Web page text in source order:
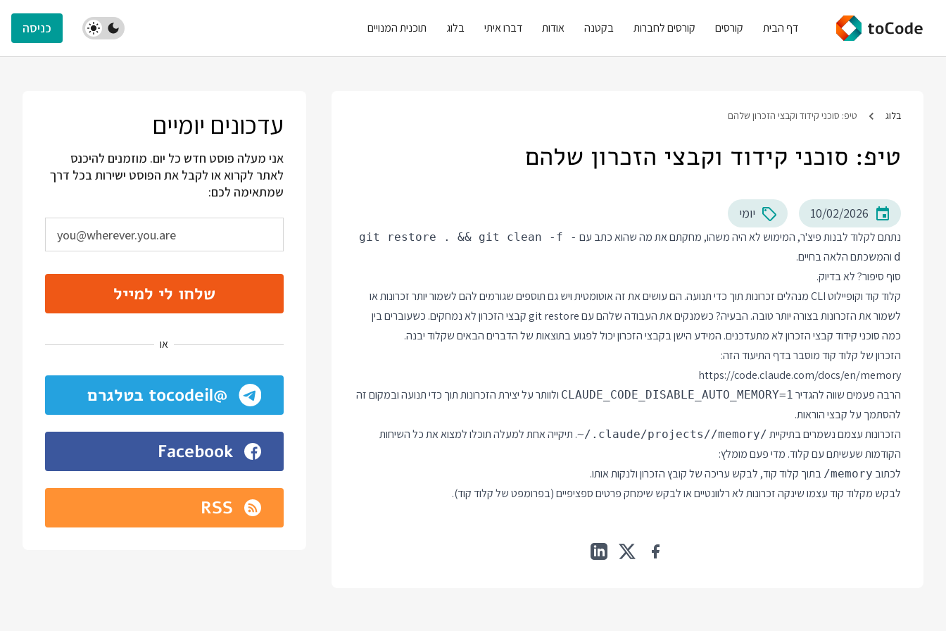
דף הבית קורסים קורסים לחברות בקטנה אודות דברו איתי בלוג תוכנית המנויים כניסה
בלוג טיפ: סוכני קידוד וקבצי הזכרון שלהם
טיפ: סוכני קידוד וקבצי הזכרון שלהם
10/02/2026 יומי
נתתם לקלוד לבנות פיצ'ר, המימוש לא היה משהו, מחקתם את מה שהוא כתב עם git restore . && git clean -f -
d והמשכתם הלאה בחיים.
סוף סיפור? לא בדיוק.
קלוד קוד וקופיילוט CLI מנהלים זכרונות תוך כדי תנועה. הם עושים את זה אוטומטית ויש גם תוספים שגורמים להם לשמור יותר זכרונות או
לשמור את הזכרונות בצורה יותר טובה. הבעיה? כשמנקים את העבודה שלהם עם git restore קבצי הזכרון לא נמחקים. כשעוברים בין
כמה סוכני קידוד קבצי הזכרון לא מתעדכנים. המידע הישן בקבצי הזכרון יכול לפגוע בתוצאות של הדברים הבאים שקלוד יבנה.
הזכרון של קלוד קוד מוסבר בדף התיעוד הזה:
https://code.claude.com/docs/en/memory
הרבה פעמים שווה להגדיר CLAUDE_CODE_DISABLE_AUTO_MEMORY=1 ולוותר על יצירת הזכרונות תוך כדי תנועה ובמקום זה
להסתמך על קבצי הוראות.
הזכרונות עצמם נשמרים בתיקיית
~/.claude/projects//memory/
. תיקייה אחת למעלה תוכלו למצוא את כל השיחות
הקודמות שעשיתם עם קלוד. מדי פעם מומלץ:
לכתוב /memory בתוך קלוד קוד, לבקש עריכה של קובץ הזכרון ולנקות אותו.
לבקש מקלוד קוד עצמו שינקה זכרונות לא רלוונטיים או לבקש שימחק פרטים ספציפיים (בפרומפט של קלוד קוד).
עדכונים יומיים
אני מעלה פוסט חדש כל יום. מוזמנים להיכנס
לאתר לקרוא או לקבל את הפוסט ישירות בכל דרך
שמתאימה לכם:
שלחו לי למייל
או
@tocodeil בטלגרם
Facebook
RSS